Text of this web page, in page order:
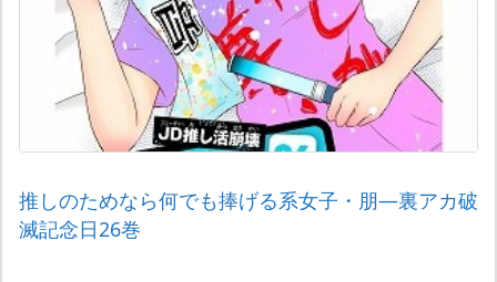
推しのためなら何でも捧げる系女子・朋―裏アカ破
滅記念日26巻